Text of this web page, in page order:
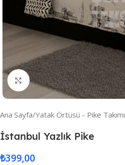
Resmi Büyüt
Ana Sayfa/Yatak Örtüsü - Pike Takımı
İstanbul Yazlık Pike
₺399,00